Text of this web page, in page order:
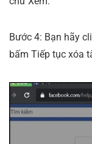
Bước 4: Bạn hãy
bấm Tiếp tục xóa